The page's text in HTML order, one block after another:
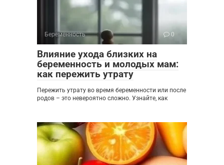
Беременность 0
Влияние ухода близких на
беременность и молодых мам:
как пережить утрату
Пережить утрату во время беременности или после
родов – это невероятно сложно. Узнайте, как